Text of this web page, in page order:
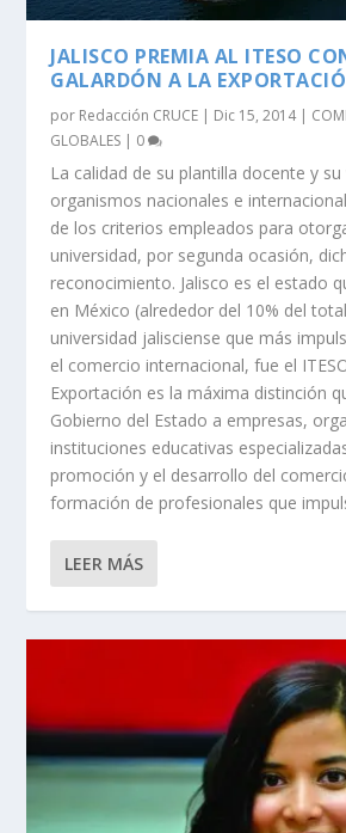
JALISCO PREMIA AL ITESO
GALARDÓN A LA
por Redacción CRUCE | Dic 15, 2014|
GLOBALES | 0
La calidad de su plantilla docente y
organismos nacionales e
de los criterios empleados para
universidad, por segunda ocasión,
reconocimiento. Jalisco es el estado
en México (alrededor del 10% del
universidad jalisciense que más
el comercio internacional, fue el
Exportación es la máxima distinción
Gobierno del Estado a empresas,
instituciones educativas
promoción y el desarrollo del
formación de profesionales que
LEER MÁS